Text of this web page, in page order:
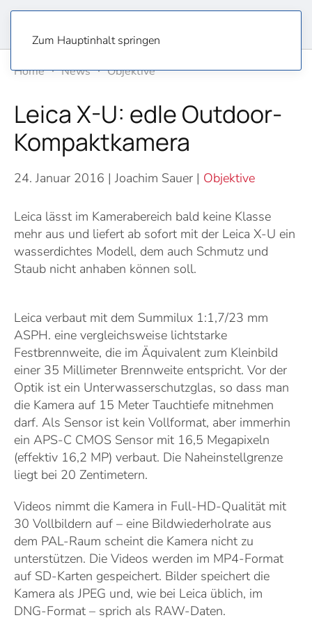
Zum Hauptinhalt springen
Home
News Objektive
Leica X-U: edle Outdoor-
Kompaktkamera
24. Januar 2016 | Joachim Sauer | Objektive
Leica lässt im Kamerabereich bald keine Klasse
mehr aus und liefert ab sofort mit der Leica X-U ein
wasserdichtes Modell, dem auch Schmutz und
Staub nicht anhaben können soll.
Leica verbaut mit dem Summilux 1:1,7/23 mm
ASPH. eine vergleichsweise lichtstarke
Festbrennweite, die im Äquivalent zum Kleinbild
einer 35 Millimeter Brennweite entspricht. Vor der
Optik ist ein Unterwasserschutzglas, so dass man
die Kamera auf 15 Meter Tauchtiefe mitnehmen
darf. Als Sensor ist kein Vollformat, aber immerhin
ein APS-C CMOS Sensor mit 16,5 Megapixeln
(effektiv 16,2 MP) verbaut. Die Naheinstellgrenze
liegt bei 20 Zentimetern.
Videos nimmt die Kamera in Full-HD-Qualität mit
30 Vollbildern auf – eine Bildwiederholrate aus
dem PAL-Raum scheint die Kamera nicht zu
unterstützen. Die Videos werden im MP4-Format
auf SD-Karten gespeichert. Bilder speichert die
Kamera als JPEG und, wie bei Leica üblich, im
DNG-Format – sprich als RAW-Daten.